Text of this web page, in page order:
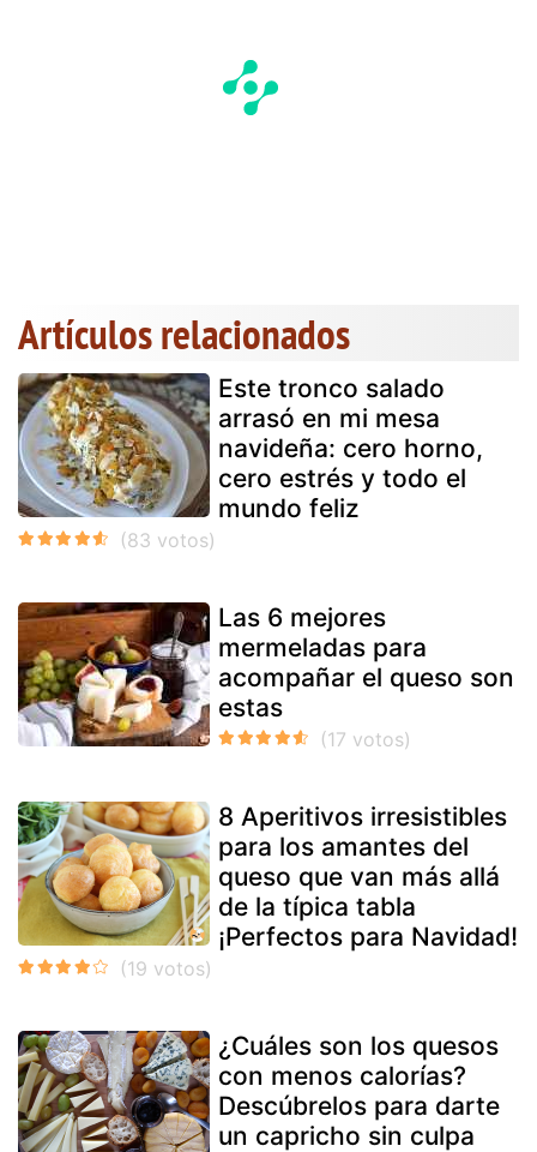
Artículos relacionados
Este tronco salado
arrasó en mi mesa
navideña: cero horno,
cero estrés y todo el
mundo feliz
Las 6 mejores
mermeladas para
acompañar el queso son
estas
8 Aperitivos irresistibles
para los amantes del
queso que van más allá
de la típica tabla
¡Perfectos para Navidad!
¿Cuáles son los quesos
con menos calorías?
Descúbrelos para darte
un capricho sin culpa